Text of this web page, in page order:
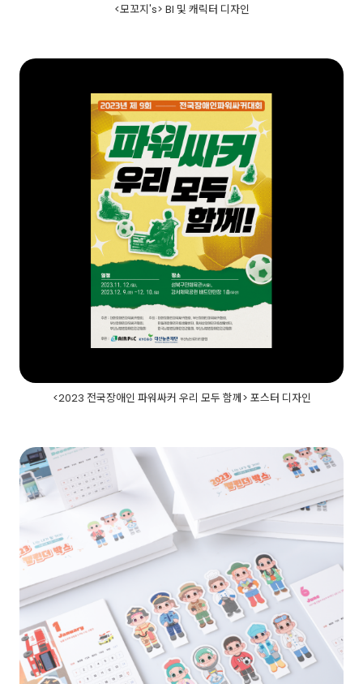
<모꼬지's> BI 및 캐릭터 디자인
<2023 전국장애인 파워싸커 우리 모두 함께> 포스터 디자인